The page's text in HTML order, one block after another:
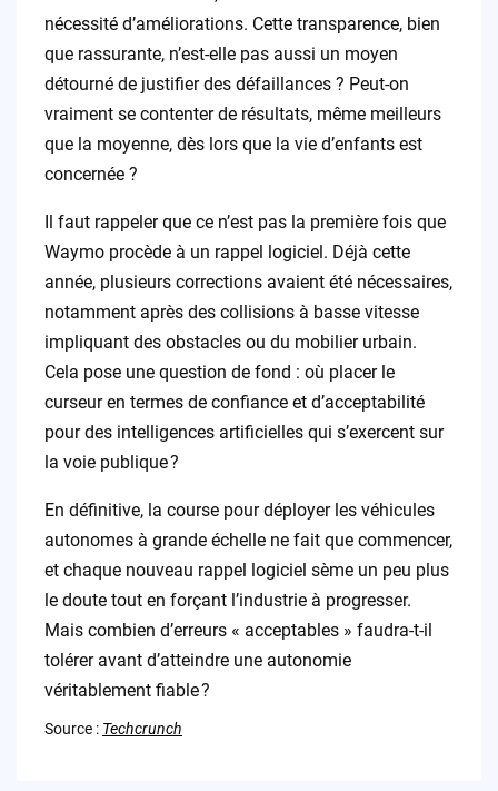
nécessité d’améliorations. Cette transparence, bien
que rassurante, n’est-elle pas aussi un moyen
détourné de justifier des défaillances ? Peut-on
vraiment se contenter de résultats, même meilleurs
que la moyenne, dès lors que la vie d’enfants est
concernée ?
Il faut rappeler que ce n’est pas la première fois que
Waymo procède à un rappel logiciel. Déjà cette
année, plusieurs corrections avaient été nécessaires,
notamment après des collisions à basse vitesse
impliquant des obstacles ou du mobilier urbain.
Cela pose une question de fond : où placer le
curseur en termes de confiance et d’acceptabilité
pour des intelligences artificielles qui s’exercent sur
la voie publique ?
En définitive, la course pour déployer les véhicules
autonomes à grande échelle ne fait que commencer,
et chaque nouveau rappel logiciel sème un peu plus
le doute tout en forçant l’industrie à progresser.
Mais combien d’erreurs « acceptables » faudra-t-il
tolérer avant d’atteindre une autonomie
véritablement fiable ?
Source : Techcrunch